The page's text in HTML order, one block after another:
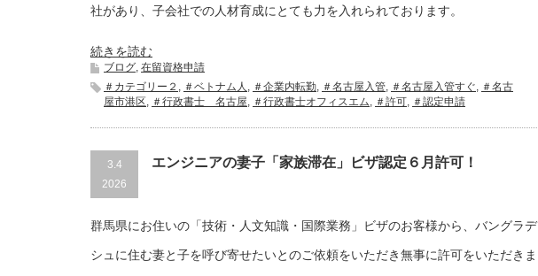
社があり、子会社での人材育成にとても力を入れられております。
続きを読む
ブログ, 在留資格申請
＃カテゴリー２ , ＃ベトナム人 , ＃企業内転勤, ＃名古屋入管, ＃名古屋入管すぐ, ＃名古
屋市港区, ＃行政書士 名古屋, ＃行政書士オフィスエム, ＃許可, ＃認定申請
3.4
2026
エンジニアの妻子「家族滞在」ビザ認定６月許可！
群馬県にお住いの「技術・人文知識・国際業務」ビザのお客様から、バングラデ
シュに住む妻と子を呼び寄せたいとのご依頼をいただき無事に許可をいただきま